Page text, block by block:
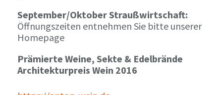
September/Oktober Straußwirtschaft:
Öffnungszeiten entnehmen Sie bitte unserer
Homepage
Prämierte Weine, Sekte & Edelbrände
Architekturpreis Wein 2016